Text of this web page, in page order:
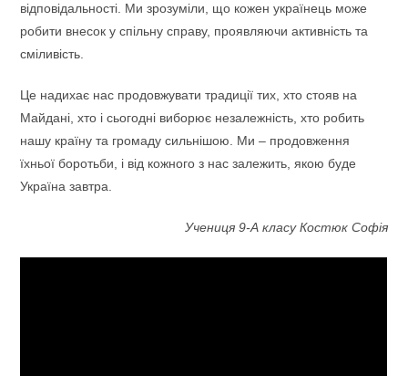
відповідальності. Ми зрозуміли, що кожен українець може
робити внесок у спільну справу, проявляючи активність та
сміливість.
Це надихає нас продовжувати традиції тих, хто стояв на
Майдані, хто і сьогодні виборює незалежність, хто робить
нашу країну та громаду сильнішою. Ми – продовження
їхньої боротьби, і від кожного з нас залежить, якою буде
Україна завтра.
Учениця 9-А класу Костюк Софія